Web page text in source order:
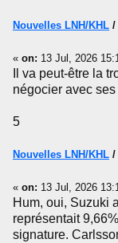
Nouvelles LNH/KHL /
« on: 13 Jul, 2026
Il va peut-être la
négocier avec
5
Nouvelles LNH/KHL /
« on: 13 Jul, 2026
Hum, oui, Suzuki
représentait
signature.